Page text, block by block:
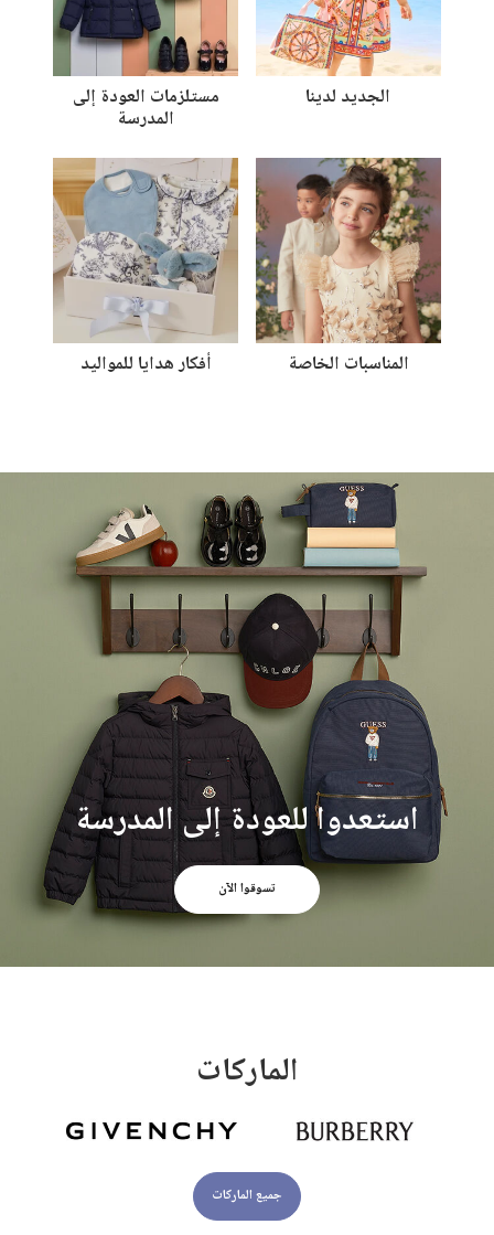
الجديد لدينا
مستلزمات العودة إلى
المدرسة
المناسبات الخاصة أفكار هدايا للمواليد
استعدوا للعودة إلى المدرسة
تسوقوا الآن
الماركات
جميع الماركات